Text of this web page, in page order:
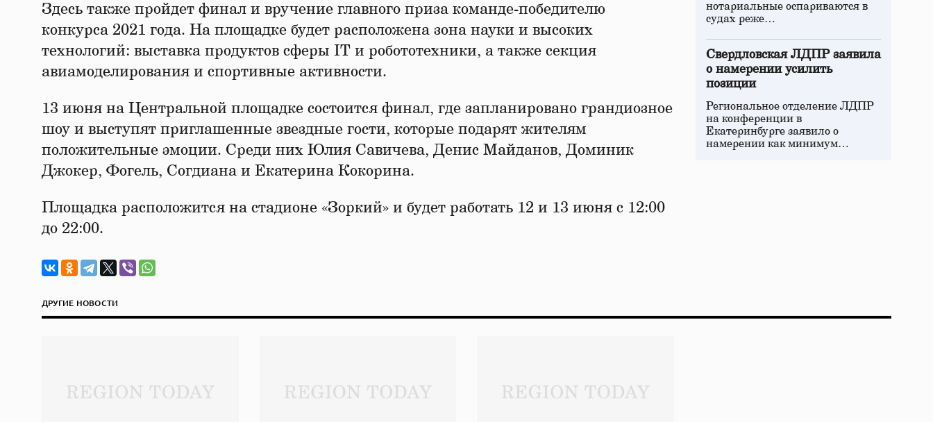
Здесь также пройдет финал и вручение главного приза команде-победителю
конкурса 2021 года. На площадке будет расположена зона науки и высоких
технологий: выставка продуктов сферы IT и робототехники, а также секция
авиамоделирования и спортивные активности.
13 июня на Центральной площадке состоится финал, где запланировано грандиозное
шоу и выступят приглашенные звездные гости, которые подарят жителям
положительные эмоции. Среди них Юлия Савичева, Денис Майданов, Доминик
Джокер, Фогель, Согдиана и Екатерина Кокорина.
Площадка расположится на стадионе «Зоркий» и будет работать 12 и 13 июня с 12:00
до 22:00.
нотариальные оспариваются в
судах реже…
Свердловская ЛДПР заявила
о намерении усилить
позиции
Региональное отделение ЛДПР
на конференции в
Екатеринбурге заявило о
намерении как минимум…
ДРУГИЕ НОВОСТИ